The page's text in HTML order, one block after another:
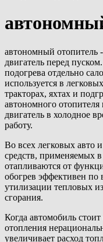
автономный отопитель -
двигатель перед
подогрева отдельно
используется в
тракторах, яхтах и
автономного отопителя
двигатель в холодное
работу.
Во всех легковых авто
средств, применяемых
отапливаются от
обогрев эффективен по
утилизации тепловых
сгорания.
Когда автомобиль
отопления
увеличивает расход